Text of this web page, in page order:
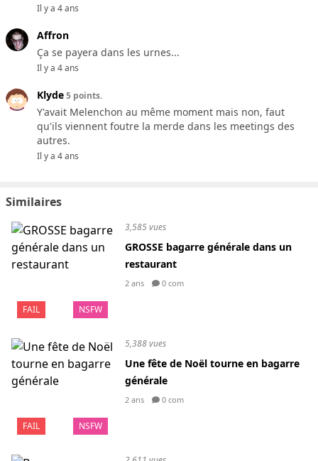
Il y a 4 ans
Affron
Ça se payera dans les urnes...
Il y a 4 ans
Klyde5 points.
Y'avait Melenchon au même moment mais non, faut
qu'ils viennent foutre la merde dans les meetings des
autres.
Il y a 4 ans
Similaires
FAIL NSFW
3,585 vues
GROSSE bagarre générale dans un
restaurant
2 ans 0 com
FAIL NSFW
5,388 vues
Une fête de Noël tourne en bagarre
générale
2 ans 0 com